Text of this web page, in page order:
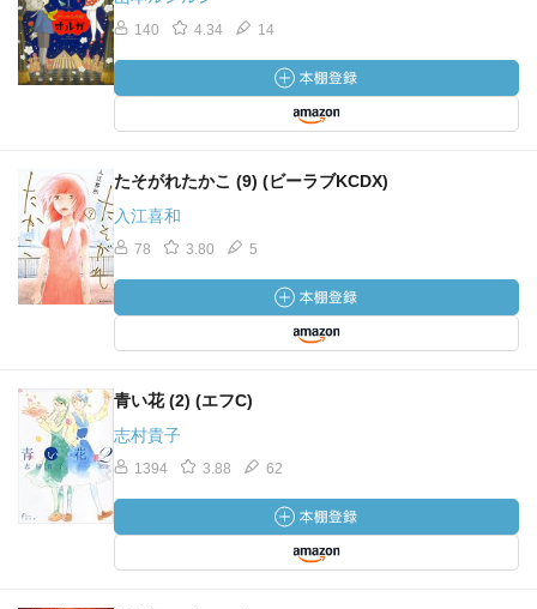
140 4.34 14
たそがれたかこ (9) (ビーラブKCDX)
入江喜和
78 3.80 5
青い花 (2) (エフC)
志村貴子
1394 3.88 62